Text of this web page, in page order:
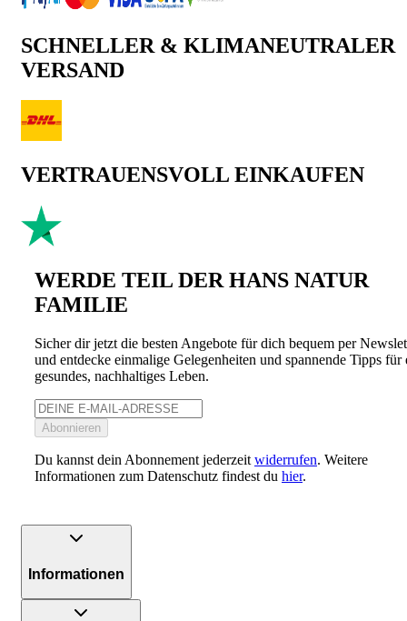
SCHNELLER & KLIMANEUTRALER
VERSAND
VERTRAUENSVOLL EINKAUFEN
WERDE TEIL DER HANS NATUR
FAMILIE
Sicher dir jetzt die besten Angebote für dich bequem per
und entdecke einmalige Gelegenheiten und spannende Tipps für
gesundes, nachhaltiges Leben.
Abonnieren
Du kannst dein Abonnement jederzeit widerrufen. Weitere
Informationen zum Datenschutz findest du hier.
Informationen